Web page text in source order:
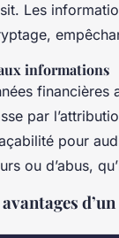
Les
informations
par
pour
ou d’abus,